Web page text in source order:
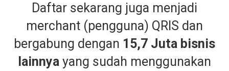
Daftar sekarang juga menjadi
merchant (pengguna) QRIS dan
bergabung dengan 15,7 Juta bisnis
lainnya yang sudah menggunakan